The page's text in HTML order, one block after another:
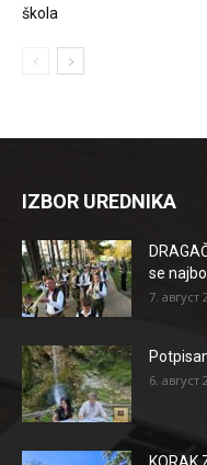
škola
IZBOR UREDNIKA
se
7. август
6. август